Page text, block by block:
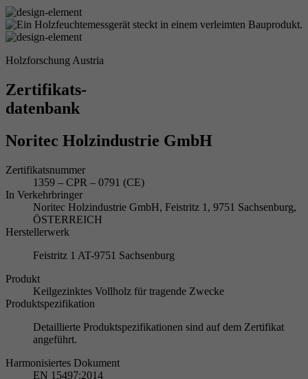
Holzforschung Austria
Zertifikats-
datenbank
Noritec Holzindustrie GmbH
Zertifikatsnummer
1359 – CPR – 0791 (CE)
In Verkehrbringer
Noritec Holzindustrie GmbH, Feistritz 1, 9751 Sachsenburg,
ÖSTERREICH
Herstellerwerk
Feistritz 1 AT-9751 Sachsenburg
Produkt
Keilgezinktes Vollholz für tragende Zwecke
Produktspezifikation
Detaillierte Produktspezifikationen sind auf dem Zertifikat
angeführt.
Harmonisiertes Dokument
EN 15497:2014